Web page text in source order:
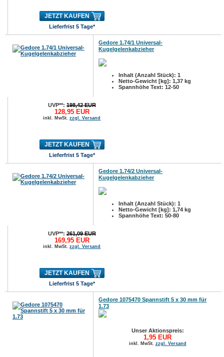
JETZT KAUFEN
Lieferfrist 5 Tage*
Gedore 1.74/1 Universal-
Kugelgelenkabzieher
Inhalt (Anzahl Stück): 1
Netto-Gewicht [kg]: 1,37 kg
Spannhöhe Text: 12-50
UVP**:198,42 EUR
128,95 EUR
inkl. MwSt.zzgl. Versand
JETZT KAUFEN
Lieferfrist 5 Tage*
Gedore 1.74/2 Universal-
Kugelgelenkabzieher
Inhalt (Anzahl Stück): 1
Netto-Gewicht [kg]: 1,74 kg
Spannhöhe Text: 50-80
UVP**:261,09 EUR
169,95 EUR
inkl. MwSt.zzgl. Versand
JETZT KAUFEN
Lieferfrist 5 Tage*
Gedore 1075470 Spannstift 5 x 30 mm für
1.73
Unser Aktionspreis:
1,95 EUR
inkl. MwSt. zzgl. Versand